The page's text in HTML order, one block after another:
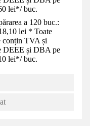
lei*/ buc.
a 120 buc.:
lei * Toate
conțin TVA și
DEEE și DBA pe
lei*/ buc.